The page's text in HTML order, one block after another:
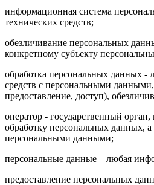
информационная система
технических средств;
обезличивание персональных
конкретному субъекту
обработка персональных данных -
средств с персональными
предоставление, доступ),
оператор - государственный
обработку персональных данных,
персональными данными;
персональные данные – любая
предоставление персональных